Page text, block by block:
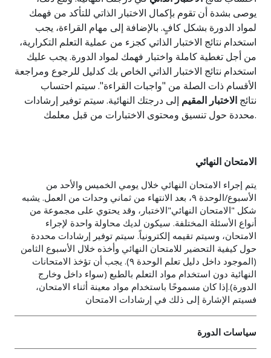
يوصى بشدة أن تقوم بإكمال الاختبار الذاتي للتأكد من فهمك
لمواد الدورة بشكل كافٍ. بالإضافة إلى مهام القراءة، يجب
استخدام نتائج الاختبار الذاتي كجزء من عملية التعلم التكرارية،
من أجل تغطية كاملة واختبار فهمك لمواد الدورة. يجب عليك
استخدام نتائج الاختبار الذاتي الخاص بك كدليل للرجوع ومراجعة
الأقسام ذات الصلة من "واجبات القراءة". سيتم احتساب
نتائج الاختبار المقيم إلى درجتك النهائية. سيتم توفير إرشادات
محددة حول تنسيق ومحتوى الاختبارات من قبل معلمك.
الامتحان النهائي
يتم إجراء الامتحان النهائي خلال يومي الخميس والأحد من
الأسبوع/الوحدة ٩، بعد الانتهاء من ثماني وحدات من العمل. يشبه
شكل "الامتحان النهائي"الاختبار، وقد يحتوي على مجموعة من
أنواع الأسئلة المختلفة. سيكون لديك محاولة واحدة لإجراء
الامتحان، وسيتم تقيمه إلكترونياً. سيتم توفير إرشادات محددة
حول كيفية التحضير للامتحان النهائي وأخذه خلال الأسبوع الثامن
(الموجود داخل دليل تعلم الوحدة ٩). يجب أن تؤخذ الامتحانات
النهائية دون استخدام مواد التعلم بالطبع (سواء داخل وخارج
الدورة).إذا كان مسموحًا باستخدام مواد معينة أثناء الامتحان،
فسيتم الإشارة إلى ذلك في إرشادات الامتحان
سياسات الدورة